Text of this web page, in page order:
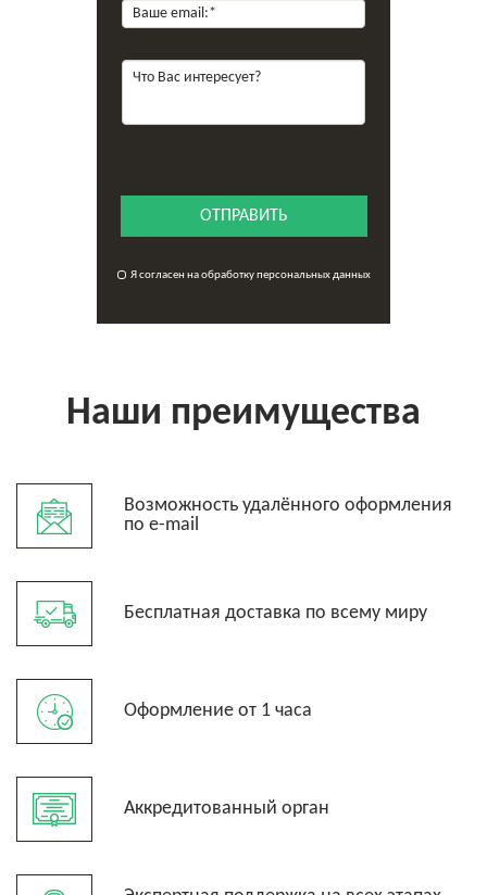
ОТПРАВИТЬ
Я согласен на обработку персональных данных
Наши преимущества
Возможность удалённого оформления
по e-mail
Бесплатная доставка по всему миру
Оформление от 1 часа
Аккредитованный орган